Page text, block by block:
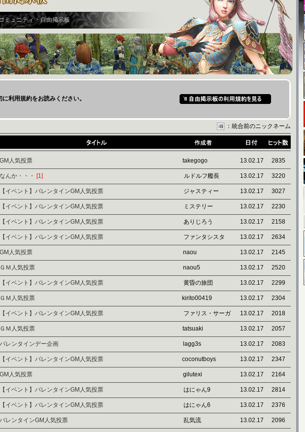
ミュニティ > 自由掲示板
に利用規約をお読みください。
：統合前のニックネーム
GM人気投票 takegogo 13.02.17 2835
なんか・・・ [1] ルドルフ艦長 13.02.17 3220
【イベント】バレンタインGM人気投票 ジャスティー 13.02.17 3027
【イベント】バレンタインGM人気投票 ミステリー 13.02.17 2230
【イベント】バレンタインGM人気投票 ありじろう 13.02.17 2158
【イベント】バレンタインGM人気投票 ファンタシスタ 13.02.17 2634
GM人気投票 naou 13.02.17 2145
ＧＭ人気投票 naou5 13.02.17 2520
【イベント】バレンタインGM人気投票 黄昏の旅団 13.02.17 2299
ＧＭ人気投票 kirito00419 13.02.17 2304
【イベント】バレンタインGM人気投票 ファリス・サーガ 13.02.17 2018
ＧＭ人気投票 tatsuaki 13.02.17 2057
バレンタインデー企画 lagg3s 13.02.17 2083
【イベント】バレンタインGM人気投票 coconutboys 13.02.17 2347
GM人気投票 gilutexi 13.02.17 2164
【イベント】バレンタインGM人気投票 はにゃん9 13.02.17 2814
【イベント】バレンタインGM人気投票 はにゃん6 13.02.17 2376
バレンタインGM人気投票 乱気流 13.02.17 2096